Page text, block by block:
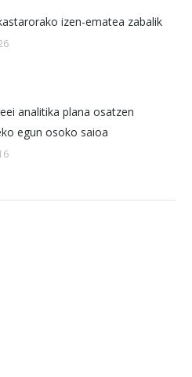
izen-ematea zabalik
analitika plana osatzen
egun osoko saioa